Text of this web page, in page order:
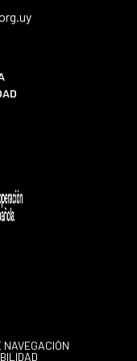
NAVEGACIÓN